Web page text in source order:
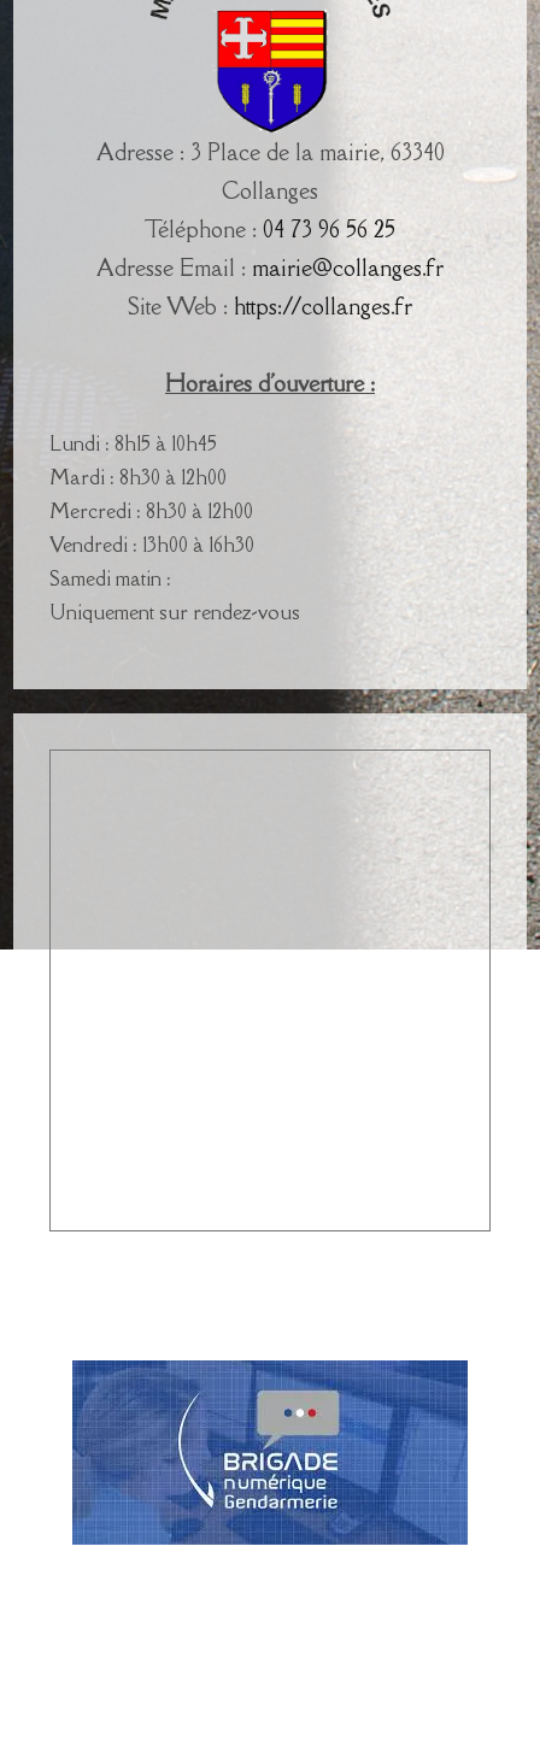
Adresse : 3 Place de la mairie, 63340
Collanges
Téléphone : 04 73 96 56 25
Adresse Email : mairie@collanges.fr
Site Web : https://collanges.fr
Horaires d'ouverture :
Lundi : 8h15 à 10h45
Mardi : 8h30 à 12h00
Mercredi : 8h30 à 12h00
Vendredi : 13h00 à 16h30
Samedi matin :
Uniquement sur rendez-vous